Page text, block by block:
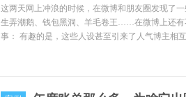
这两天网上冲浪的时候，在微博和朋友圈发现了
生弄潮鹅、钱包黑洞、羊毛卷王……在微博上还有
事： 有趣的是，这些人设甚至引来了人气博主